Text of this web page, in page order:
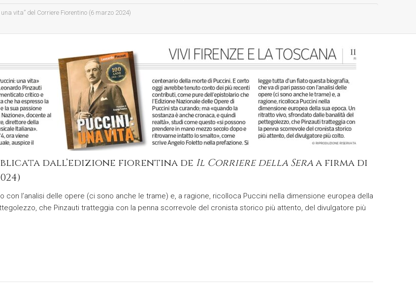
vita” del Corriere Fiorentino (6 marzo 2024)
dall’edizione fiorentina de Il Corriere della Seraa firma di
con l’analisi delle opere (ci sono anche le trame) e, a ragione, ricolloca Puccini nella dimensione europea della
che Pinzauti tratteggia con la penna scorrevole del cronista storico più attento, del divulgatore più